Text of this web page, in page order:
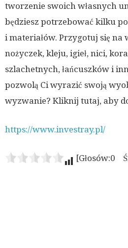
tworzenie swoich własnych
będziesz potrzebować kilku
i materiałów. Przygotuj się na
nożyczek, kleju, igieł, nici,
szlachetnych, łańcuszków i
pozwolą Ci wyrazić swoją
wyzwanie? Kliknij tutaj, aby
https://www.investray.pl/
[Głosów:0